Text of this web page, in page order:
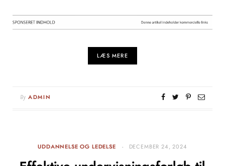
LÆS MERE
By ADMIN
UDDANNELSE OG LEDELSE DECEMBER 24, 2024